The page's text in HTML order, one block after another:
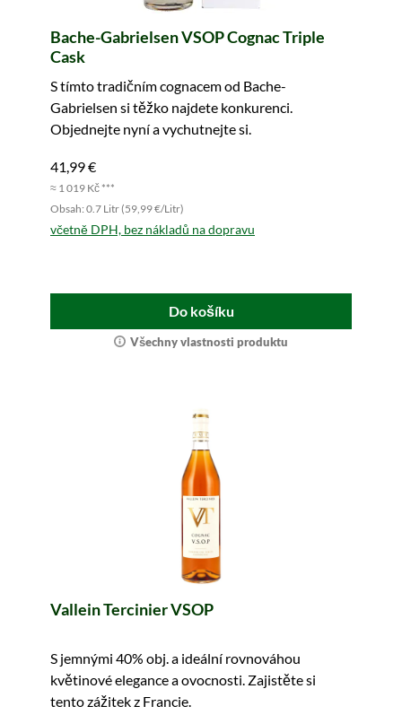
Bache-Gabrielsen VSOP Cognac Triple
Cask
S tímto tradičním cognacem od Bache-
Gabrielsen si těžko najdete konkurenci.
Objednejte nyní a vychutnejte si.
41,99 €
≈ 1 019 Kč ***
Obsah: 0.7 Litr (59,99 €/Litr)
včetně DPH, bez nákladů na dopravu
Do košíku
Všechny vlastnosti produktu
Vallein Tercinier VSOP
S jemnými 40% obj. a ideální rovnováhou
květinové elegance a ovocnosti. Zajistěte si
tento zážitek z Francie.